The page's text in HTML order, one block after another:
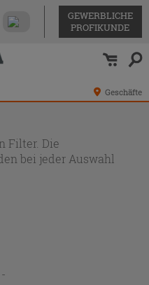
GEWERBLICHE
PROFIKUNDE
Geschäfte
Filter. Die
bei jeder Auswahl